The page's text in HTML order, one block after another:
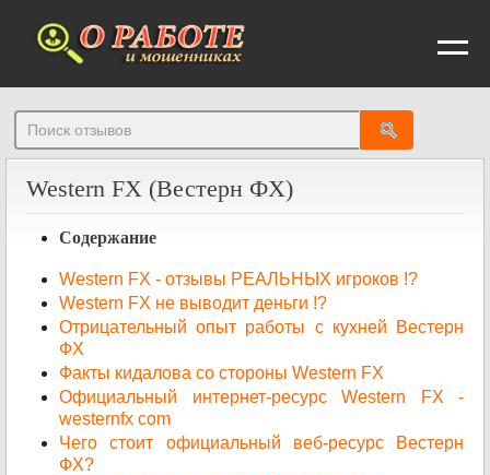
Western FX (Вестерн ФХ)
Содержание
Western FX - отзывы РЕАЛЬНЫХ игроков !?
Western FX не выводит деньги !?
Отрицательный опыт работы с кухней Вестерн
ФХ
Факты кидалова со стороны Western FX
Официальный интернет-ресурс Western FX -
westernfx com
Чего стоит официальный веб-ресурс Вестерн
ФХ?